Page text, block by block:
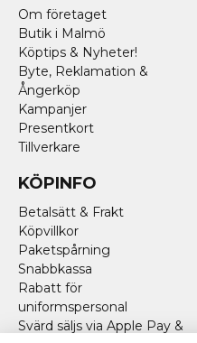
Om företaget
Butik i Malmö
Köptips & Nyheter!
Byte, Reklamation &
Ångerköp
Kampanjer
Presentkort
Tillverkare
KÖPINFO
Betalsätt & Frakt
Köpvillkor
Paketspårning
Snabbkassa
Rabatt för
uniformspersonal
Svärd säljs via Apple Pay &